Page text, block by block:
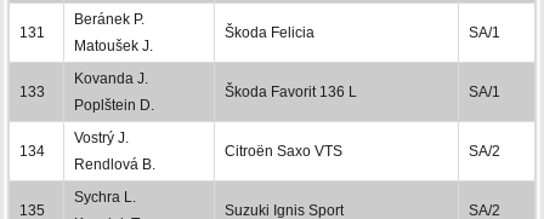
131
Beránek P.
Matoušek J.
Škoda Felicia SA/1
133
Kovanda J.
Poplštein D.
Škoda Favorit 136 L SA/1
134
Vostrý J.
Rendlová B.
Citroën Saxo VTS SA/2
135
Sychra L.
Suzuki Ignis Sport SA/2